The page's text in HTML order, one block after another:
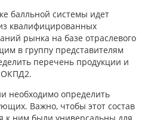
балльной системы идет
квалифицированных
рынка на базе отраслевого
в группу представителям
перечень продукции и
ОКПД2.
необходимо определить
Важно, чтобы этот состав